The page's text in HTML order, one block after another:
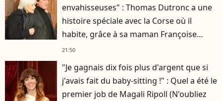
envahisseuses" : Thomas Dutronc a une
histoire spéciale avec la Corse où il
habite, grâce à sa maman Françoise
Hardy
21:50
"Je gagnais dix fois plus d'argent que si
j'avais fait du baby-sitting !" : Quel a été le
premier job de Magali Ripoll (N'oubliez